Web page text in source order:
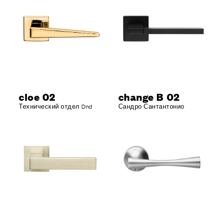
cloe 02
Технический отдел Dnd
change B 02
Сандро Сантантонио